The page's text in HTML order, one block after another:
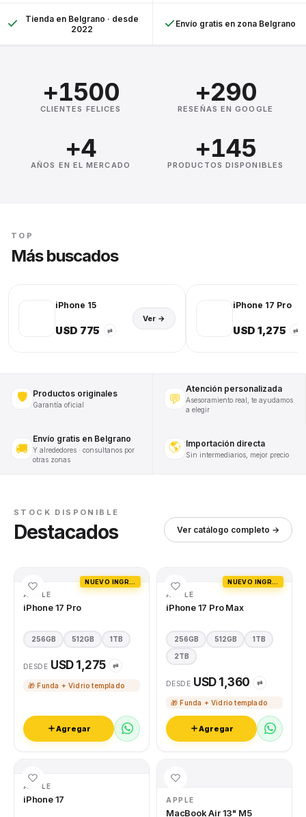
Tienda en Belgrano · desde
2022
Envío gratis en zona Belgrano
+1500
CLIENTES FELICES
+290
RESEÑAS EN GOOGLE
+4
AÑOS EN EL MERCADO
+145
PRODUCTOS DISPONIBLES
TOP
Más buscados
iPhone 15
USD 775 ⇄
Ver →
iPhone 17 Pro
USD 1,275 ⇄
🛡️ Productos originales
Garantía oficial 💬
Atención personalizada
Asesoramiento real, te ayudamos
a elegir
🚚
Envío gratis en Belgrano
Y alrededores · consultanos por
otras zonas
🌎 Importación directa
Sin intermediarios, mejor precio
STOCK DISPONIBLE
Destacados Ver catálogo completo →
APPLE
iPhone 17 Pro
256GB 512GB 1TB
DESDE USD 1,275 ⇄
🎁 Funda + Vidrio templado
Agregar
APPLE
iPhone 17 Pro Max
256GB 512GB 1TB
2TB
DESDE USD 1,360 ⇄
🎁 Funda + Vidrio templado
Agregar
APPLE
iPhone 17 APPLE
MacBook Air 13" M5